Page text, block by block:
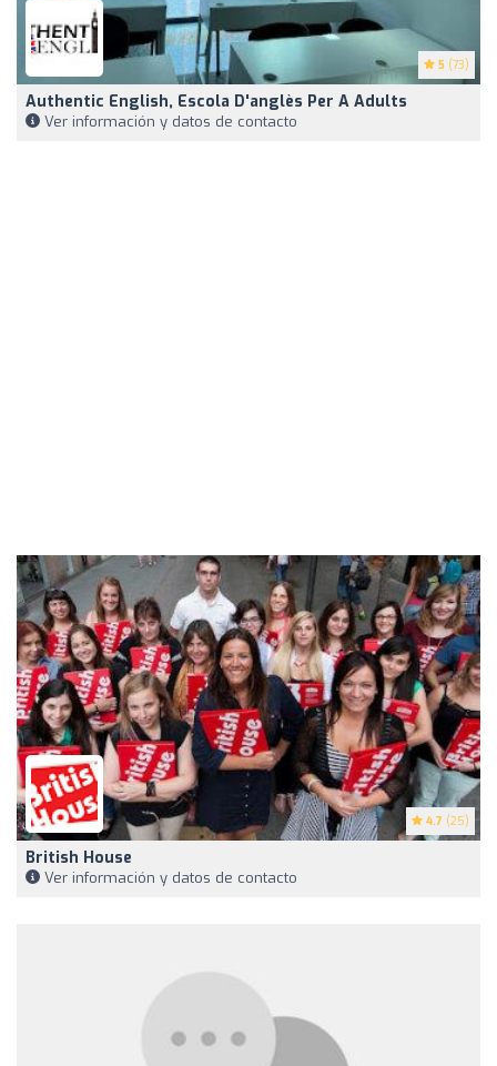
5 (73)
Authentic English, Escola D'anglès Per A Adults
Ver información y datos de contacto
4.7 (25)
British House
Ver información y datos de contacto